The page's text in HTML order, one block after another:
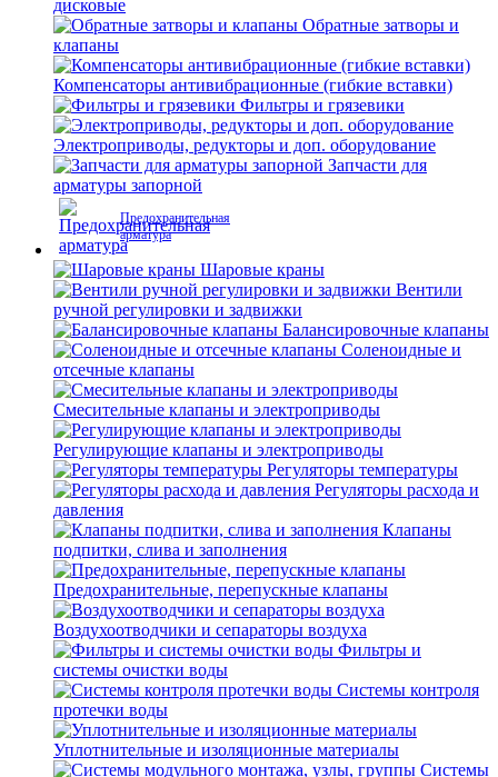
дисковые
Обратные затворы и
клапаны
Компенсаторы антивибрационные (гибкие вставки)
Фильтры и грязевики
Электроприводы, редукторы и доп. оборудование
Запчасти для
арматуры запорной
Предохранительная
арматура
Шаровые краны
Вентили
ручной регулировки и задвижки
Балансировочные клапаны
Соленоидные и
отсечные клапаны
Смесительные клапаны и электроприводы
Регулирующие клапаны и электроприводы
Регуляторы температуры
Регуляторы расхода и
давления
Клапаны
подпитки, слива и заполнения
Предохранительные, перепускные клапаны
Воздухоотводчики и сепараторы воздуха
Фильтры и
системы очистки воды
Системы контроля
протечки воды
Уплотнительные и изоляционные материалы
Системы